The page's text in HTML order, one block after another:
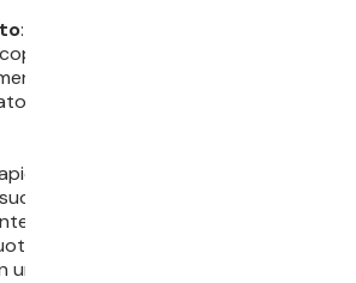
: Semplice ed efficiente, grazie
senza telaio da 600 mm,
riempito direttamente con un
un imbuto o piccole scatole di
poiché la sansa viene svuotata
e della sansa semplicemente
Dopo poche rotazioni, il
e il vassoio può essere rimosso
un carrello elevatore.